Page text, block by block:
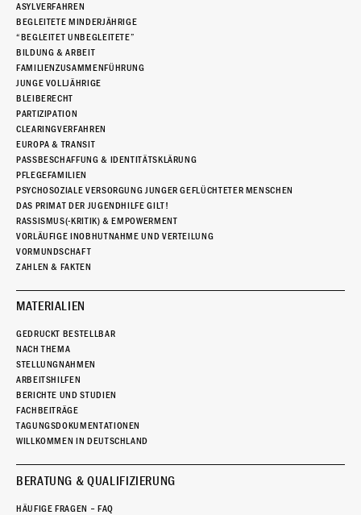
ASYLVERFAHREN
BEGLEITETE MINDERJÄHRIGE
“BEGLEITET UNBEGLEITETE”
BILDUNG & ARBEIT
FAMILIENZUSAMMENFÜHRUNG
JUNGE VOLLJÄHRIGE
BLEIBERECHT
PARTIZIPATION
CLEARINGVERFAHREN
EUROPA & TRANSIT
PASSBESCHAFFUNG & IDENTITÄTSKLÄRUNG
PFLEGEFAMILIEN
PSYCHOSOZIALE VERSORGUNG JUNGER GEFLÜCHTETER MENSCHEN
DAS PRIMAT DER JUGENDHILFE GILT!
RASSISMUS(-KRITIK) & EMPOWERMENT
VORLÄUFIGE INOBHUTNAHME UND VERTEILUNG
VORMUNDSCHAFT
ZAHLEN & FAKTEN
MATERIALIEN
GEDRUCKT BESTELLBAR
NACH THEMA
STELLUNGNAHMEN
ARBEITSHILFEN
BERICHTE UND STUDIEN
FACHBEITRÄGE
TAGUNGSDOKUMENTATIONEN
WILLKOMMEN IN DEUTSCHLAND
BERATUNG & QUALIFIZIERUNG
HÄUFIGE FRAGEN – FAQ